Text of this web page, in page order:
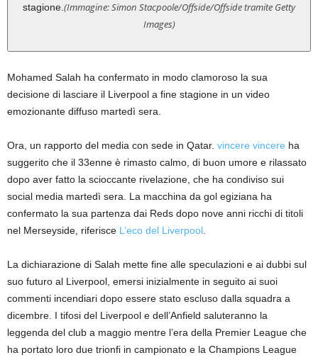
stagione.(Immagine: Simon Stacpoole/Offside/Offside tramite Getty
Images)
Mohamed Salah ha confermato in modo clamoroso la sua
decisione di lasciare il Liverpool a fine stagione in un video
emozionante diffuso martedì sera.
Ora, un rapporto del media con sede in Qatar. vincere vincere ha
suggerito che il 33enne è rimasto calmo, di buon umore e rilassato
dopo aver fatto la scioccante rivelazione, che ha condiviso sui
social media martedì sera. La macchina da gol egiziana ha
confermato la sua partenza dai Reds dopo nove anni ricchi di titoli
nel Merseyside, riferisce L’eco del Liverpool.
La dichiarazione di Salah mette fine alle speculazioni e ai dubbi sul
suo futuro al Liverpool, emersi inizialmente in seguito ai suoi
commenti incendiari dopo essere stato escluso dalla squadra a
dicembre. I tifosi del Liverpool e dell’Anfield saluteranno la
leggenda del club a maggio mentre l’era della Premier League che
ha portato loro due trionfi in campionato e la Champions League